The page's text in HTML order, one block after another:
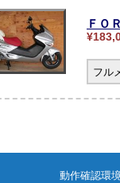
ＦＯ
フル
動作確認環